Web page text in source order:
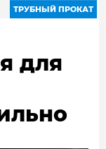
ТРУБНЫЙ ПРОКАТ
для